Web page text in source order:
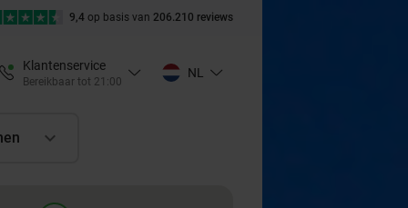
9,4 op basis van 206.210 reviews
Klantenservice
Bereikbaar tot 21:00
NL